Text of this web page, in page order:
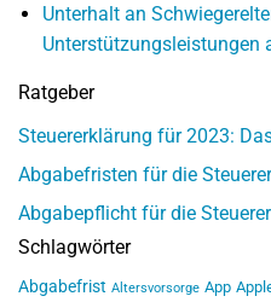
Unterhalt an
Unterstützungsleistungen
Ratgeber
Steuererklärung für 2023:
Abgabefristen für die
Abgabepflicht für die
Schlagwörter
Abgabefrist Altersvorsorge App